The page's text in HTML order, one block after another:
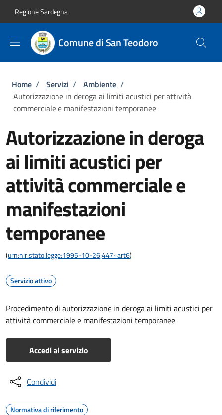
Regione Sardegna
Comune di San Teodoro
Briciole di pane
Home / Servizi / Ambiente /
Autorizzazione in deroga ai limiti acustici per attività
commerciale e manifestazioni temporanee
Autorizzazione in deroga
ai limiti acustici per
attività commerciale e
manifestazioni
temporanee
(urn:nir:stato:legge:1995-10-26;447~art6)
Servizio attivo
Procedimento di autorizzazione in deroga ai limiti acustici per
attività commerciale e manifestazioni temporanee
Accedi al servizio
Condividi
Normativa di riferimento